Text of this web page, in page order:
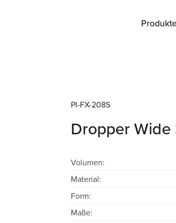
Produkte
PI-FX-208S
Dropper Wide
Volumen:
Material:
Form:
Maße: